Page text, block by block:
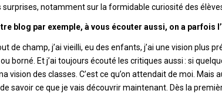
notamment sur la formidable curiosité des
blog par exemple, à vous écouter aussi, on a parfois
de champ, j’ai vieilli, eu des enfants, j’ai une vision plus
borné. Et j’ai toujours écouté les critiques aussi : si
vision des classes. C’est ce qu’on attendait de moi. Mais
savoir ce que je vais découvrir maintenant. Dès la